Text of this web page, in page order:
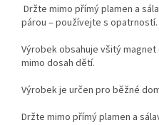
Držte mimo přímý plamen a
párou – používejte s opatrností.
Výrobek obsahuje všitý
mimo dosah dětí.
Výrobek je určen pro běžné
Držte mimo přímý plamen a